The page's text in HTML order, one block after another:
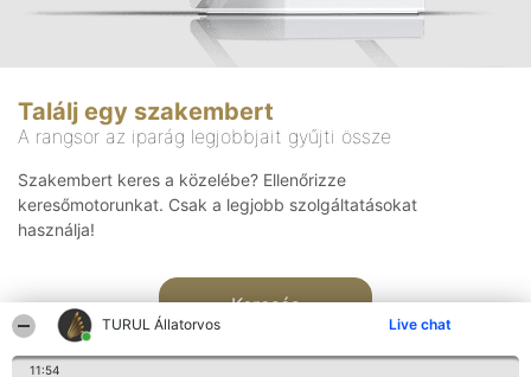
TURUL Állatorvos Live chat
11:54
Találj egy szakembert
A rangsor az iparág legjobbjait gyűjti össze
Szakembert keres a közelébe? Ellenőrizze
keresőmotorunkat. Csak a legjobb szolgáltatásokat
használja!
Keresés